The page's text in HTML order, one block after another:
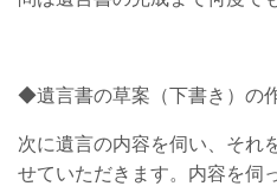
◆遺言書の草案（下書き）の
次に遺言の内容を伺い、それ
せていただきます。内容を伺